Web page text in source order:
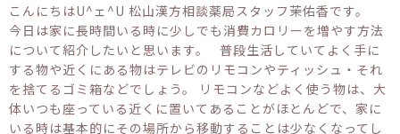
こんにちはU^ェ^U 松山漢方相談薬局スタッフ茉佑香です。
今日は家に長時間いる時に少しでも消費カロリーを増やす方法
について紹介したいと思います。 普段生活していてよく手に
する物や近くにある物はテレビのリモコンやティッシュ・それ
を捨てるゴミ箱などでしょう。 リモコンなどよく使う物は、大
体いつも座っている近くに置いてあることがほとんどで、家に
いる時は基本的にその場所から移動することは少なくなってし